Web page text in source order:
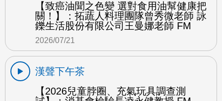
【致癌油聞之色變 選對食用油幫健康把
關！】：拓蔬人料理團隊曾秀微老師 詠
鑠生活股份有限公司王曼娜老師 FM
2026/07/21
漢聲下午茶
【2026兒童脖圈、充氣玩具調查測